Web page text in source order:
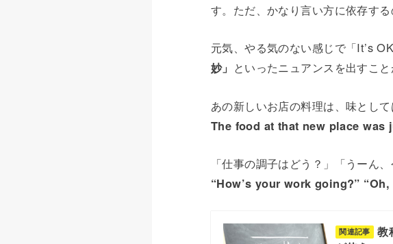
す。ただ、かなり言い方に依存する
元気、やる気のない感じで「It’s
妙」 といったニュアンスを出すこと
あの新しいお店の料理は、味とし
The food at that new place was
「仕事の調子はどう？」「うーん
“How’s your work going?”
関連記事
教